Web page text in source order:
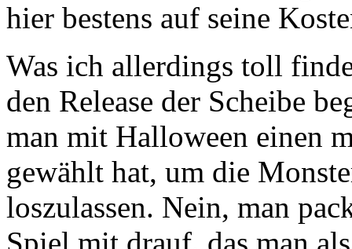
hier bestens auf seine
Was ich allerdings toll
den Release der Scheibe
man mit Halloween einen
gewählt hat, um die
loszulassen. Nein, man